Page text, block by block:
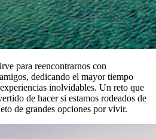
para reencontrarnos con
dedicando el mayor tiempo
inolvidables. Un reto que
de hacer si estamos rodeados de
de grandes opciones por vivir.